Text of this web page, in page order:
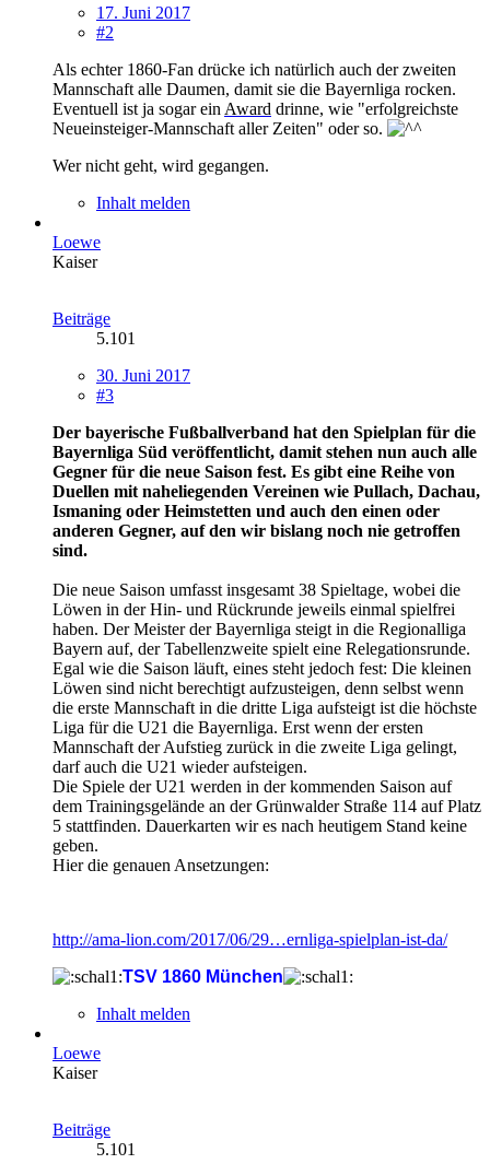
17. Juni 2017
#2
Als echter 1860-Fan drücke ich natürlich auch der zweiten
Mannschaft alle Daumen, damit sie die Bayernliga rocken.
Eventuell ist ja sogar ein Award drinne, wie "erfolgreichste
Neueinsteiger-Mannschaft aller Zeiten" oder so.
Wer nicht geht, wird gegangen.
Inhalt melden
Loewe
Kaiser
Beiträge
5.101
30. Juni 2017
#3
Der bayerische Fußballverband hat den Spielplan für die
Bayernliga Süd veröffentlicht, damit stehen nun auch alle
Gegner für die neue Saison fest. Es gibt eine Reihe von
Duellen mit naheliegenden Vereinen wie Pullach, Dachau,
Ismaning oder Heimstetten und auch den einen oder
anderen Gegner, auf den wir bislang noch nie getroffen
sind.
Die neue Saison umfasst insgesamt 38 Spieltage, wobei die
Löwen in der Hin- und Rückrunde jeweils einmal spielfrei
haben. Der Meister der Bayernliga steigt in die Regionalliga
Bayern auf, der Tabellenzweite spielt eine Relegationsrunde.
Egal wie die Saison läuft, eines steht jedoch fest: Die kleinen
Löwen sind nicht berechtigt aufzusteigen, denn selbst wenn
die erste Mannschaft in die dritte Liga aufsteigt ist die höchste
Liga für die U21 die Bayernliga. Erst wenn der ersten
Mannschaft der Aufstieg zurück in die zweite Liga gelingt,
darf auch die U21 wieder aufsteigen.
Die Spiele der U21 werden in der kommenden Saison auf
dem Trainingsgelände an der Grünwalder Straße 114 auf Platz
5 stattfinden. Dauerkarten wir es nach heutigem Stand keine
geben.
Hier die genauen Ansetzungen:
http://ama-lion.com/2017/06/29…ernliga-spielplan-ist-da/
TSV 1860 München
Inhalt melden
Loewe
Kaiser
Beiträge
5.101